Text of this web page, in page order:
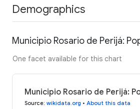
Demographics
Municipio Rosario de Perijá:
One facet available for this chart
Municipio Rosario de Perijá:
Source: wikidata.org • About this data